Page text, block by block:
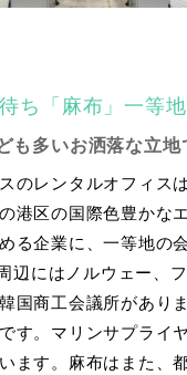
ち「麻布」一等
も多いお洒落な立地
のレンタルオフィ
港区の国際色豊かな
る企業に、一等地
辺にはノルウェー、
国商工会議所があり
す。マリンサプライ
ます。麻布はまた、